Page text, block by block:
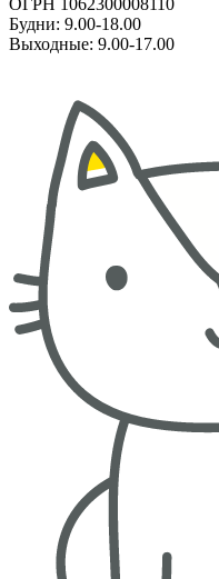
ОГРН 1062300008110
Будни: 9.00-18.00
Выходные: 9.00-17.00